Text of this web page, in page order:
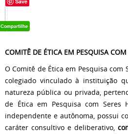
COMITÊ DE ÉTICA EM PESQUISA
O Comitê de Ética em Pesquisa com
colegiado vinculado à instituição
natureza pública ou privada,
de Ética em Pesquisa com Seres
independente e autônoma, possui
caráter consultivo e deliberativo,